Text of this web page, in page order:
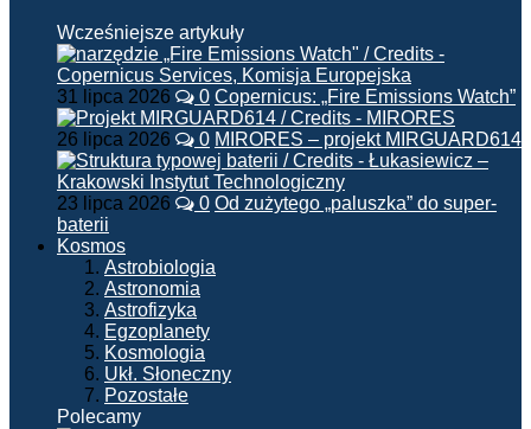
Wcześniejsze artykuły
31 lipca 2026 0 Copernicus: „Fire Emissions Watch”
26 lipca 2026 0 MIRORES – projekt MIRGUARD614
23 lipca 2026 0 Od zużytego „paluszka” do super-
baterii
Kosmos
Astrobiologia
Astronomia
Astrofizyka
Egzoplanety
Kosmologia
Ukł. Słoneczny
Pozostałe
Polecamy